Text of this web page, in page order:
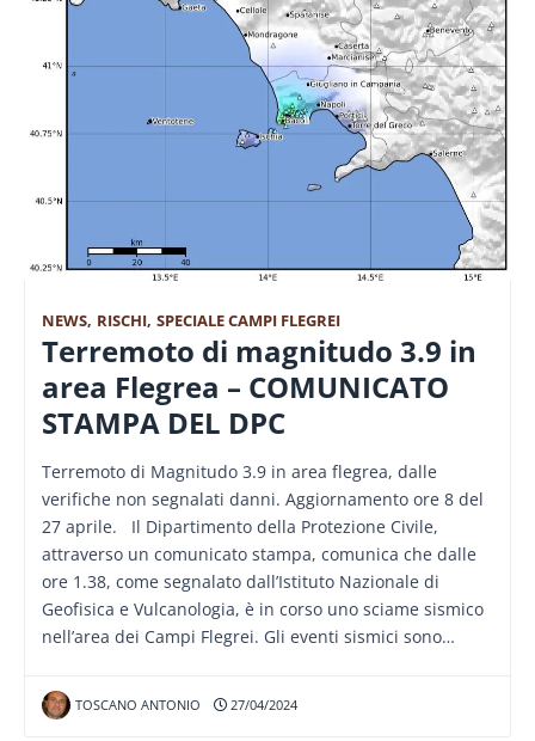
NEWS, RISCHI, SPECIALE CAMPI FLEGREI
Terremoto di magnitudo 3.9 in
area Flegrea – COMUNICATO
STAMPA DEL DPC
Terremoto di Magnitudo 3.9 in area flegrea, dalle
verifiche non segnalati danni. Aggiornamento ore 8 del
27 aprile. Il Dipartimento della Protezione Civile,
attraverso un comunicato stampa, comunica che dalle
ore 1.38, come segnalato dall’Istituto Nazionale di
Geofisica e Vulcanologia, è in corso uno sciame sismico
nell’area dei Campi Flegrei. Gli eventi sismici sono…
TOSCANO ANTONIO 27/04/2024